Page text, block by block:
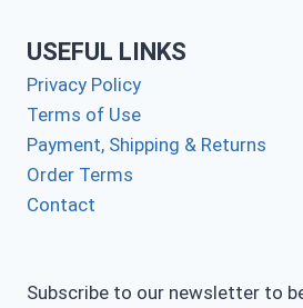
USEFUL LINKS
Privacy Policy
Terms of Use
Payment, Shipping & Returns
Order Terms
Contact
Subscribe to our newsletter to